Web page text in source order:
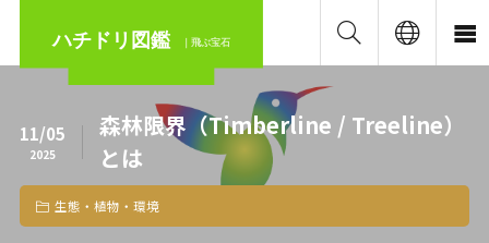
ハチドリ図鑑 ｜飛ぶ宝石
11/05
2025
森林限界（Timberline / Treeline）
とは
生態・植物・環境